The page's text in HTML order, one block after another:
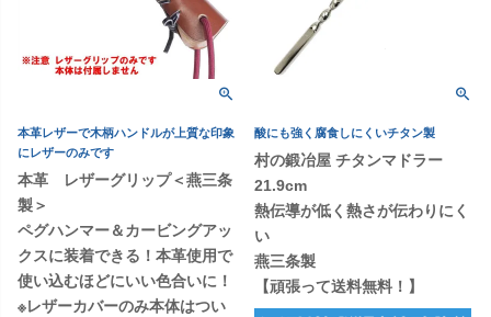
本革レザーで木柄ハンドルが上質な印象
にレザーのみです
本革 レザーグリップ＜燕三条
製＞
ペグハンマー＆カービングアッ
クスに装着できる！本革使用で
使い込むほどにいい色合いに！
※レザーカバーのみ本体はつい
酸にも強く腐食しにくいチタン製
村の鍛冶屋 チタンマドラー
21.9cm
熱伝導が低く熱さが伝わりにく
い
燕三条製
【頑張って送料無料！】